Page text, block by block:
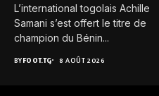
L’international togolais Achille
Samani s’est offert le titre de
champion du Bénin...
BYFOOT.TG 8 AOÛT 2026